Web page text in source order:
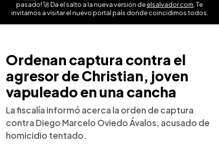
pasado! 🚀 Da el salto a la nueva versión deelsalvador.com . Te
invitamos a visitar el nuevo portal país donde coincidimos todos.
Ordenan captura contra el
agresor de Christian, joven
vapuleado en una cancha
La fiscalía informó acerca la orden de captura
contra Diego Marcelo Oviedo Ávalos, acusado de
homicidio tentado.